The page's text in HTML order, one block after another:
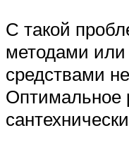
С такой
методами
средствами
Оптимальное